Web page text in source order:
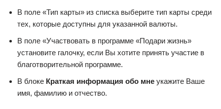
В поле «Тип карты» из списка выберите тип карты среди
тех, которые доступны для указанной валюты.
В поле «Участвовать в программе «Подари жизнь»
установите галочку, если Вы хотите принять участие в
благотворительной программе.
В блоке Краткая информация обо мне укажите Ваше
имя, фамилию и отчество.